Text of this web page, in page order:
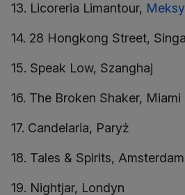
13. Licoreria Limantour,
14. 28 Hongkong Street,
15. Speak Low, Szanghaj
16. The Broken Shaker, Miami
17. Candelaria, Paryż
18. Tales & Spirits, Amsterdam
19. Nightjar, Londyn